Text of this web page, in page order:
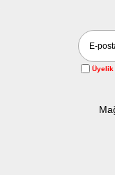
Üyelik